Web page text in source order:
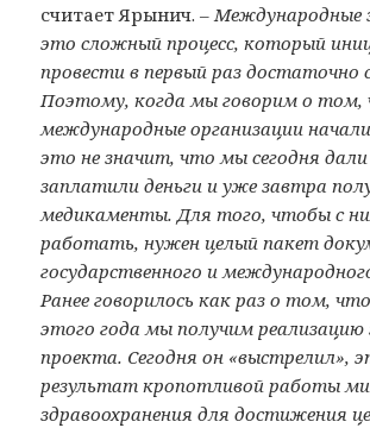
считает Ярынич. – Международные
это сложный процесс, который
провести в первый раз достаточно
Поэтому, когда мы говорим о том,
международные организации
это не значит, что мы сегодня дали
заплатили деньги и уже завтра
медикаменты. Для того, чтобы с
работать, нужен целый пакет
государственного и
Ранее говорилось как раз о том,
этого года мы получим реализацию
проекта. Сегодня он «выстрелил»,
результат кропотливой работы
здравоохранения для достижения